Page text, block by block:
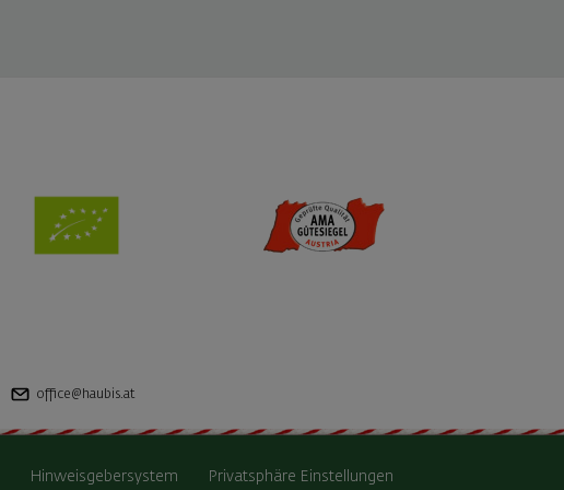
office@haubis.at
Hinweisgebersystem Privatsphäre Einstellungen